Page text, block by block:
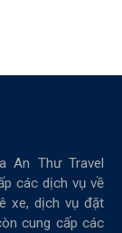
An Thư Travel
các dịch vụ về
xe, dịch vụ đặt
cung cấp các